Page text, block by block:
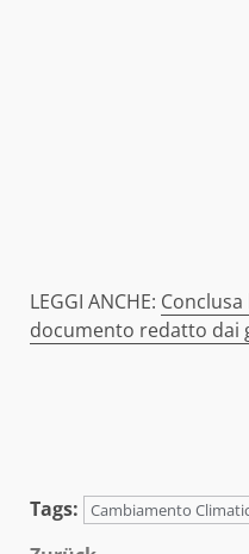
LEGGI ANCHE:
documento redatto dai
Tags: Cambiamento